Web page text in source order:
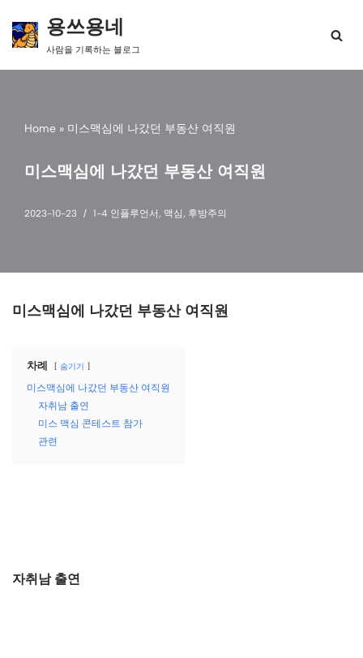
콘
용쓰용네
사람을 기록하는 블로그
Home » 미스맥심에 나갔던 부동산 여직원
미스맥심에 나갔던 부동산 여직원
2023-10-23 1-4 인플루언서 , 맥심 , 후방주의
미스맥심에 나갔던 부동산 여직원
차례 숨기기
미스맥심에 나갔던 부동산 여직원
자취남 출연
미스 맥심 콘테스트 참가
관련
자취남 출연